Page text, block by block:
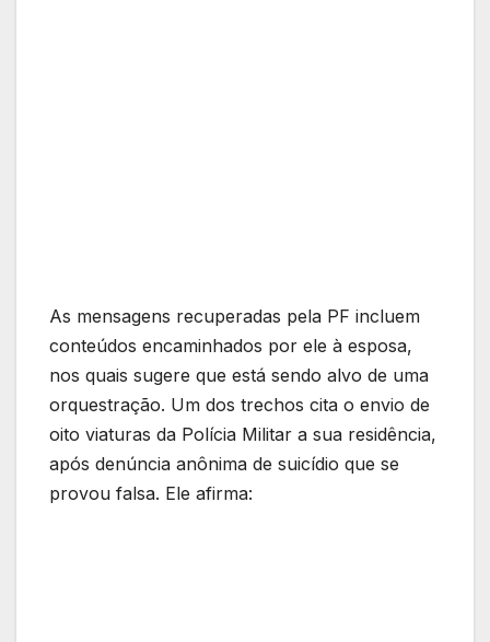
As mensagens recuperadas pela PF incluem
conteúdos encaminhados por ele à esposa,
nos quais sugere que está sendo alvo de uma
orquestração. Um dos trechos cita o envio de
oito viaturas da Polícia Militar a sua residência,
após denúncia anônima de suicídio que se
provou falsa. Ele afirma: